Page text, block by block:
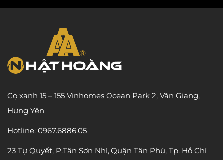
Cọ xanh 15 – 155 Vinhomes Ocean Park 2, Văn Giang,
Hưng Yên
Hotline: 0967.6886.05
23 Tự Quyết, P.Tân Sơn Nhì, Quận Tân Phú, Tp. Hồ Chí